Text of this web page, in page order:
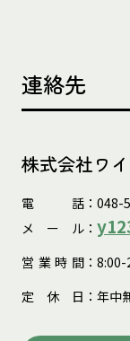
連絡先
株式会社ワ
電 話：048-
メ
ー ル：
営 業 時 間：8:00-
定
休 日 ：年中